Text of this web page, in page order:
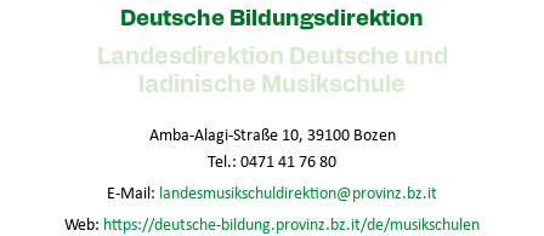
Deutsche Bildungsdirektion
Landesdirektion Deutsche und
ladinische Musikschule
Amba-Alagi-Straße 10, 39100 Bozen
Tel.: 0471 41 76 80
E-Mail: landesmusikschuldirektion@provinz.bz.it
Web: https://deutsche-bildung.provinz.bz.it/de/musikschulen